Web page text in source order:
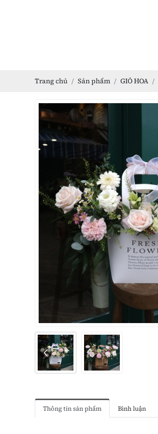
Trang chủ Sản phẩm GIỎ HOA
Thông tin sản phẩm Bình luận